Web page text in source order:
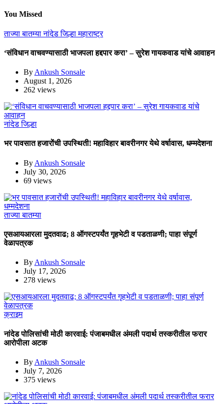
You Missed
ताज्या बातम्यानांदेड जिल्हामहाराष्ट्र
‘संविधान वाचवण्यासाठी भाजपला हद्दपार करा’ – सुरेश गायकवाड यांचे आवाहन
By Ankush Sonsale
August 1, 2026
262 views
नांदेड जिल्हा
भर पावसात हजारोंची उपस्थिती! महाविहार बावरीनगर येथे वर्षावास, धम्मदेशना
By Ankush Sonsale
July 30, 2026
69 views
ताज्या बातम्या
एसआयआरला मुदतवाढ; 8 ऑगस्टपर्यंत गृहभेटी व पडताळणी; पाहा संपूर्ण
वेळापत्रक
By Ankush Sonsale
July 17, 2026
278 views
क्राइम
नांदेड पोलिसांची मोठी कारवाई: पंजाबमधील अंमली पदार्थ तस्करीतील फरार
आरोपीला अटक
By Ankush Sonsale
July 7, 2026
375 views